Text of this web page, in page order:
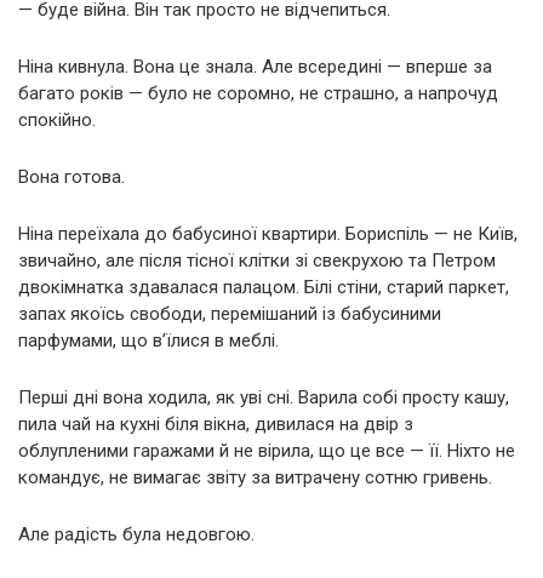
— буде війна. Він так просто не відчепиться.
Ніна кивнула. Вона це знала. Але всередині — вперше за
багато років — було не соромно, не страшно, а напрочуд
спокійно.
Вона готова.
Ніна переїхала до бабусиної квартири. Бориспіль — не Київ,
звичайно, але після тісної клітки зі свекрухою та Петром
двокімнатка здавалася палацом. Білі стіни, старий паркет,
запах якоїсь свободи, перемішаний із бабусиними
парфумами, що в’їлися в меблі.
Перші дні вона ходила, як уві сні. Варила собі просту кашу,
пила чай на кухні біля вікна, дивилася на двір з
облупленими гаражами й не вірила, що це все — її. Ніхто не
командує, не вимагає звіту за витрачену сотню гривень.
Але радість була недовгою.